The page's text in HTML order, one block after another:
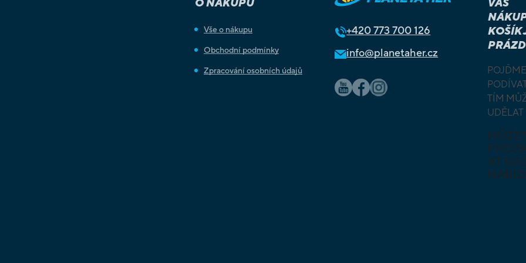
Vše o nákupu
Obchodní podmínky
Zpracování osobních údajů
+420773 700 126
info@planetaher.cz
KOŠÍK
TÍM
UDĚLAT
AT